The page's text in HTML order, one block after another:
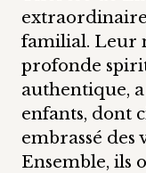
familial. Leur
profonde
authentique,
enfants, dont
embrassé des
Ensemble, ils